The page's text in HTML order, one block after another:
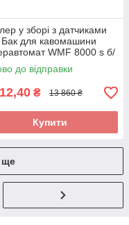
у зборі з датчиками
для кавомашини
WMF 8000 s б/
до відправки
₴ 13 860 ₴
Купити
ще